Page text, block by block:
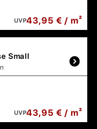
UVP43,95 € / m²
Small
UVP43,95 € / m²